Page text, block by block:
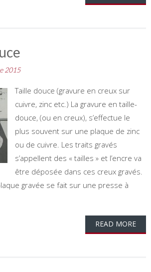
2015
Taille douce (gravure en creux sur
cuivre, zinc etc.) La gravure en taille-
douce, (ou en creux), s’effectue le
plus souvent sur une plaque de zinc
ou de cuivre. Les traits gravés
s’appellent des « tailles » et l’encre va
être déposée dans ces creux gravés.
gravée se fait sur une presse à
READ MORE